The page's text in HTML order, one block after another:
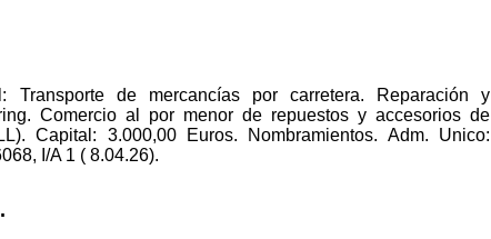
Transporte de mercancías por carretera. Reparación y
Comercio al por menor de repuestos y accesorios de
Capital: 3.000,00 Euros. Nombramientos. Adm. Unico:
I/A 1 ( 8.04.26).